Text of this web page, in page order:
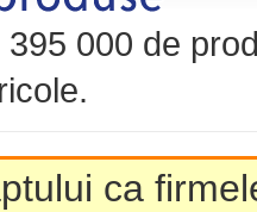
000 de
ca